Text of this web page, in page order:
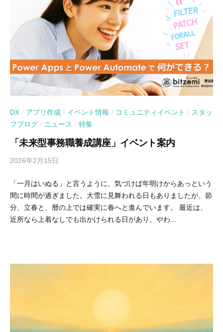
DX / アプリ作成 / イベント情報 / コミュニティイベント / スタッ
フブログ / ニュース / 特集
「未来型事務職養成講座」イベント案内
2026年2月15日
吉
田
豪
「一月はいぬる」と言うように、気づけば年明けからあっという
間に時間が過ぎました。大雪に見舞われる日もありましたが、節
分、立春と、暦の上では確実に春へと進んでいます。 最近は、
近所なら上着なしでも出かけられる日があり、やわ...